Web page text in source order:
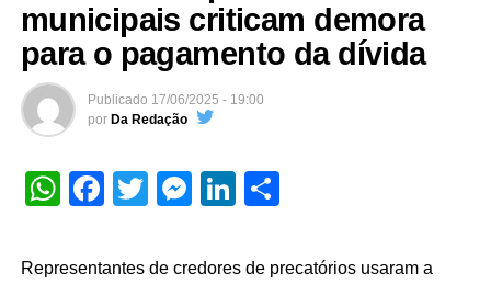
municipais criticam demora
para o pagamento da dívida
Publicado 17/06/2025 - 19:00
por Da Redação
WhatsApp
Facebook
TwitterMessenger
LinkedIn
Representantes de credores de precatórios usaram a